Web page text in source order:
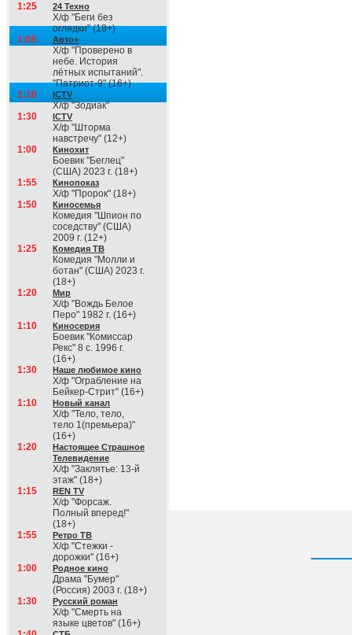
1:25 24 Техно
Х/ф "Беги без
оглядки" (18+)
1:05
Авто+
Х/ф "Проверено в
небе. История
лётных испытаний".
"Патриот-9" (16+)
1:10
ICTV
Х/ф "Зодиак"
1:30
ICTV
Х/ф "Шторма
навстречу" (12+)
1:00
Кинохит
Боевик "Беглец"
(США) 2023 г. (18+)
1:55
Кинопоказ
Х/ф "Пророк" (18+)
1:50
Киносемья
Комедия "Шпион по
соседству" (США)
2009 г. (12+)
1:25
Комедия ТВ
Комедия "Молли и
ботан" (США) 2023 г.
(18+)
1:20
Мир
Х/ф "Вождь Белое
Перо" 1982 г. (16+)
1:10
Киносерия
Боевик "Комиссар
Рекс" 8 с. 1996 г.
(16+)
1:30
Наше любимое кино
Х/ф "Ограбление на
Бейкер-Стрит" (16+)
1:10
Новый канал
Х/ф "Тело, тело,
тело 1(премьера)"
(16+)
1:20
Настоящее Страшное
Телевидение
Х/ф "Заклятье: 13-й
этаж" (18+)
1:15
REN TV
Х/ф "Форсаж.
Полный вперед!"
(18+)
1:55
Ретро ТВ
Х/ф "Стежки -
дорожки" (16+)
1:00
Родное кино
Драма "Бумер"
(Россия) 2003 г. (18+)
1:30
Русский роман
Х/ф "Смерть на
языке цветов" (16+)